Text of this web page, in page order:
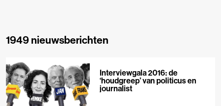
1949 nieuwsberichten
Interviewgala 2016: de
‘houdgreep’ van politicus en
journalist